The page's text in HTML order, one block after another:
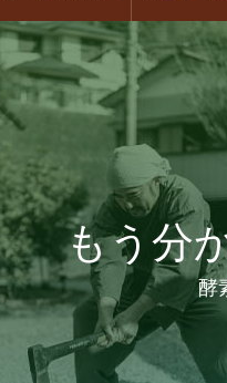
もう分
酵